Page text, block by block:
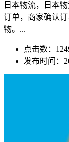
日本物流，日本
订单，商家确认
物。...
点击数：
发布时间：